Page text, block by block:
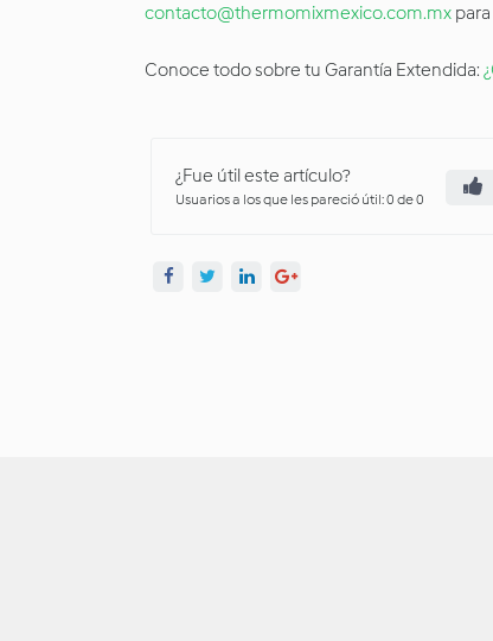
contacto@thermomixmexico.com.mx
Conoce todo sobre tu Garantía Extendida:
¿Fue útil este artículo?
Usuarios a los que les pareció útil: 0 de 0